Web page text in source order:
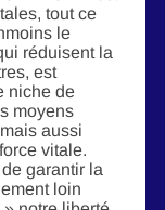
tout ce
le
réduisent la
est
niche de
moyens
aussi
vitale.
garantir la
loin